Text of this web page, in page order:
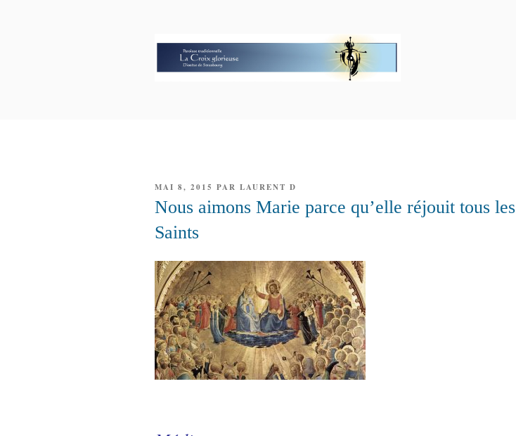
PUBLIÉ
MAI 8, 2015 PAR LAURENT D
Nous aimons Marie parce qu’elle réjouit tous les
Saints